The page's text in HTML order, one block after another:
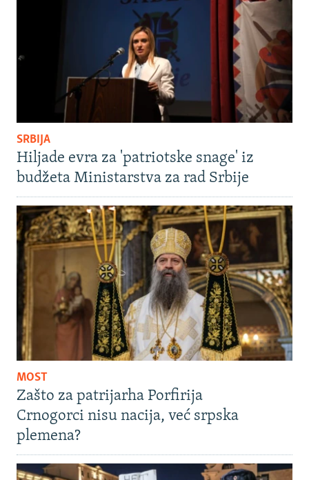
SRBIJA
Hiljade evra za 'patriotske snage' iz
budžeta Ministarstva za rad Srbije
MOST
Zašto za patrijarha Porfirija
Crnogorci nisu nacija, već srpska
plemena?